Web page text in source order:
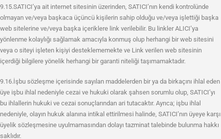
9.15.SATICI’ya ait internet sitesinin üzerinden, SATICI’nın kendi kontrolünde
olmayan ve/veya başkaca üçüncü kişilerin sahip olduğu ve/veya işlettiği başka
web sitelerine ve/veya başka içeriklere link verilebilir. Bu linkler ALICI’ya
yönlenme kolaylığı sağlamak amacıyla konmuş olup herhangi bir web sitesini
veya o siteyi işleten kişiyi desteklememekte ve Link verilen web sitesinin
içerdiği bilgilere yönelik herhangi bir garanti niteliği taşımamaktadır.
9.16.İşbu sözleşme içerisinde sayılan maddelerden bir ya da birkaçını ihlal eden
üye işbu ihlal nedeniyle cezai ve hukuki olarak şahsen sorumlu olup, SATICI’yı
bu ihlallerin hukuki ve cezai sonuçlarından ari tutacaktır. Ayrıca; işbu ihlal
nedeniyle, olayın hukuk alanına intikal ettirilmesi halinde, SATICI’nın üyeye karşı
üyelik sözleşmesine uyulmamasından dolayı tazminat talebinde bulunma hakkı
saklıdır.